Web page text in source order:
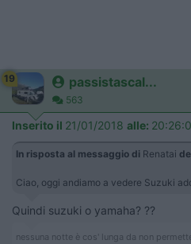
19 passistascal...
563
Inserito il 21/01/2018 alle:
In risposta al messaggio di Renatai
Ciao, oggi andiamo a vedere Suzuki
Quindi suzuki o yamaha? ??
nessuna notte è cos' lunga da non